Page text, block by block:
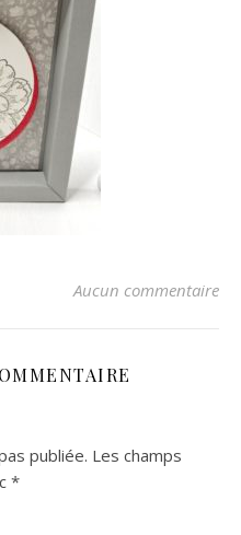
Aucun commentaire
publiée. Les champs
*